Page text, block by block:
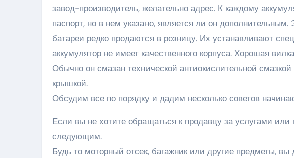
завод-производитель, желательно адрес. К каждому
паспорт, но в нем указано, является ли он
батареи редко продаются в розницу. Их устанавливают
аккумулятор не имеет качественного корпуса. Хорошая
Обычно он смазан технической антиокислительной
крышкой.
Обсудим все по порядку и дадим несколько советов
Если вы не хотите обращаться к продавцу за услугами
следующим.
Будь то моторный отсек, багажник или другие предметы,